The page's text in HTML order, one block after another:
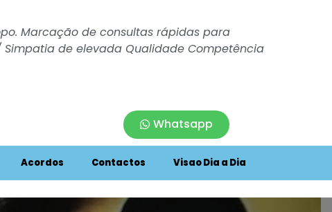
Marcação de consultas rápidas para
de elevada Qualidade Competência
Whatsapp
Acordos Contactos
Visao Dia a Dia